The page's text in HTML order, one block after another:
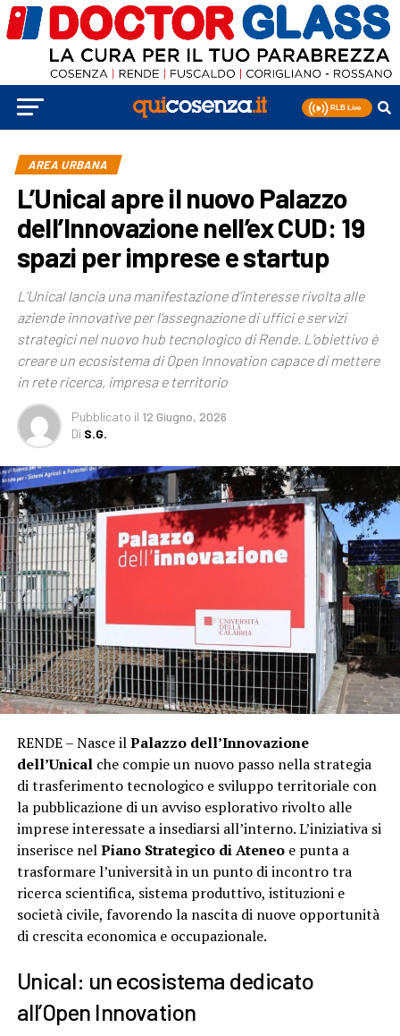
AREA URBANA
L’Unical apre il nuovo Palazzo
dell’Innovazione nell’ex CUD: 19
spazi per imprese e startup
L’Unical lancia una manifestazione d’interesse rivolta alle
aziende innovative per l’assegnazione di uffici e servizi
strategici nel nuovo hub tecnologico di Rende. L’obiettivo è
creare un ecosistema di Open Innovation capace di mettere
in rete ricerca, impresa e territorio
Pubblicato il 12 Giugno, 2026
Di S.G.
RENDE – Nasce ilPalazzo dell’Innovazione
dell’Unicalche compie un nuovo passo nella strategia
di trasferimento tecnologico e sviluppo territoriale con
la pubblicazione di un avviso esplorativo rivolto alle
imprese interessate a insediarsi all’interno. L’iniziativa si
inserisce nelPiano Strategico di Ateneoe punta a
trasformare l’università in un punto di incontro tra
ricerca scientifica, sistema produttivo, istituzioni e
società civile, favorendo la nascita di nuove opportunità
di crescita economica e occupazionale.
Unical: un ecosistema dedicato
all’Open Innovation